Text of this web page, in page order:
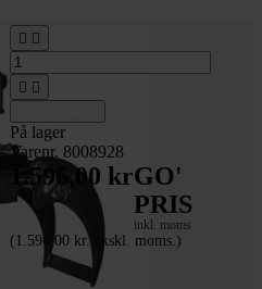
 
 
På lager
Varenr. 8008928
1.596,00 krGO'
PRIS
inkl. moms
(1.596,00 kr. ekskl. moms.)
Grap til minigraver
(edderkop)